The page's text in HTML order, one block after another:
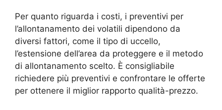
Per quanto riguarda i costi, i preventivi per
l’allontanamento dei volatili dipendono da
diversi fattori, come il tipo di uccello,
l’estensione dell’area da proteggere e il metodo
di allontanamento scelto. È consigliabile
richiedere più preventivi e confrontare le offerte
per ottenere il miglior rapporto qualità-prezzo.